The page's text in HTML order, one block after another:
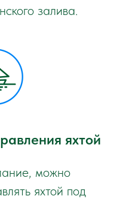
залива.
яхтой
можно
яхтой под